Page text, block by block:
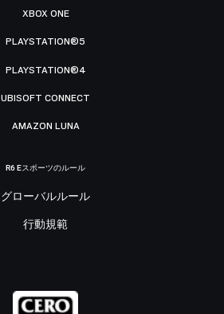
XBOX ONE
PLAYSTATION®5
PLAYSTATION®4
UBISOFT CONNECT
AMAZON LUNA
R6 Eスポーツのルール
グローバルルール
行動規範